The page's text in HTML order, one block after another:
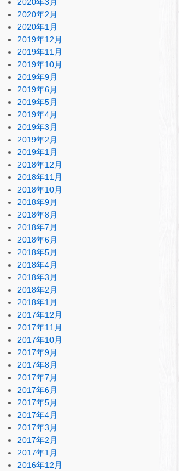
2020年2月
2020年1月
2019年12月
2019年11月
2019年10月
2019年9月
2019年6月
2019年5月
2019年4月
2019年3月
2019年2月
2019年1月
2018年12月
2018年11月
2018年10月
2018年9月
2018年8月
2018年7月
2018年6月
2018年5月
2018年4月
2018年3月
2018年2月
2018年1月
2017年12月
2017年11月
2017年10月
2017年9月
2017年8月
2017年7月
2017年6月
2017年5月
2017年4月
2017年3月
2017年2月
2017年1月
2016年12月